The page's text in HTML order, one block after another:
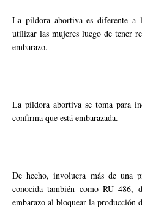
La píldora abortiva es diferente a
utilizar las mujeres luego de tener
embarazo.
La píldora abortiva se toma para
confirma que está embarazada.
De hecho, involucra más de una
conocida también como RU 486,
embarazo al bloquear la producción